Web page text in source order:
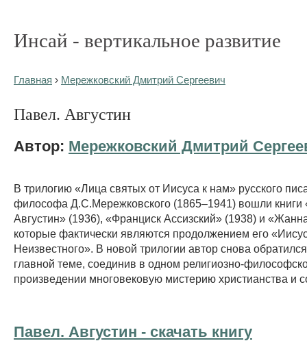
Инсай - вертикальное развитие
Главная › Мережковский Дмитрий Сергеевич
Павел. Августин
Автор: Мережковский Дмитрий
В трилогию «Лица святых от Иисуса к нам» русского
философа Д.С.Мережковского (1865–1941) вошли книги
Августин» (1936), «Франциск Ассизский» (1938) и
которые фактически являются продолжением его
Неизвестного». В новой трилогии автор снова
главной теме, соединив в одном религиозно-
произведении многовековую мистерию христианства и
Павел. Августин - cкачать книгу